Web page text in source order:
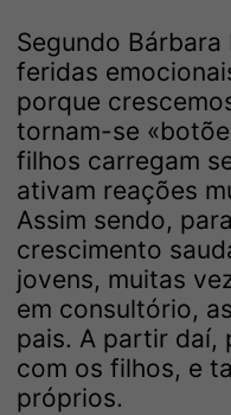
Segundo Bárbara
feridas
porque
tornam-se
filhos carregam
ativam reações
Assim sendo,
crescimento
jovens, muitas
em consultório,
pais. A partir daí,
com os filhos, e
próprios.